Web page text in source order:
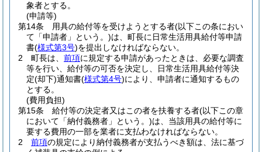
象者とする。
(申請等)
第14条
用具の給付等を受けようとする者(以下この条におい
て「申請者」という。)は、町長に日常生活用具給付等申請
書(様式第3号)を提出しなければならない。
2
町長は、 前項に規定する申請があったときは、必要な調査
等を行い、給付等の可否を決定し、日常生活用具給付等決
定(却下)通知書(様式第4号)により、申請者に通知するもの
とする。
(費用負担)
第15条
給付等の決定者又はこの者を扶養する者(以下この章
において「納付義務者」という。)は、当該用具の給付等に
要する費用の一部を業者に支払わなければならない。
2
前項の規定により納付義務者が支払うべき額は、法に基づ